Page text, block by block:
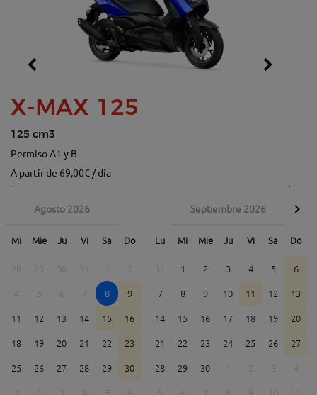
X-MAX 125
125 cm3
Permiso A1 y B
A partir de 69,00€ / día
Agosto 2026
Mi Mie Ju Vi Sa Do
28 29 30 31 1
2
4
5 6 7 8
9
11
12 13 14 15
16
18
19 20 21 22
23
25
26 27 28 29
30
Septiembre 2026
Lu Mi Mie Ju Vi Sa Do
31 1 2 3 4 5
6
7
8 9 10 11 12
13
14
15 16 17 18 19
20
21
22 23 24 25 26
27
28
29 30 2 3
4